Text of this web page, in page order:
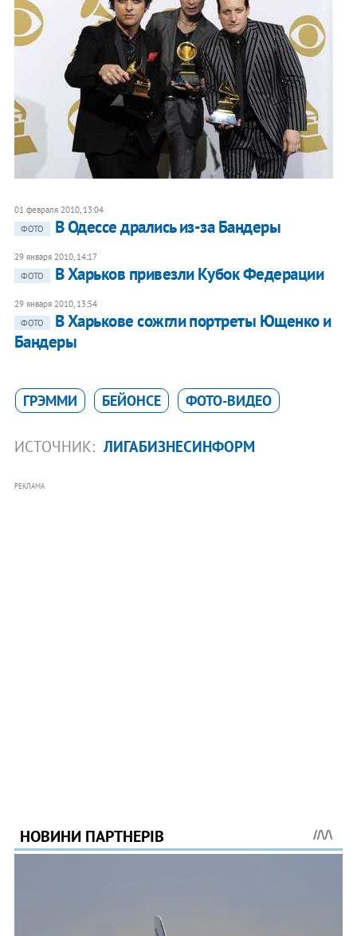
01 февраля 2010, 13:04
ФОТО
В Одессе дрались из-за Бандеры
29 января 2010, 14:17
ФОТО
В Харьков привезли Кубок Федерации
29 января 2010, 13:54
ФОТО
В Харькове сожгли портреты Ющенко и
Бандеры
ГРЭММИ БЕЙОНСЕ ФОТО-ВИДЕО
ИСТОЧНИК: ЛИГАБИЗНЕСИНФОРМ
РЕКЛАМА